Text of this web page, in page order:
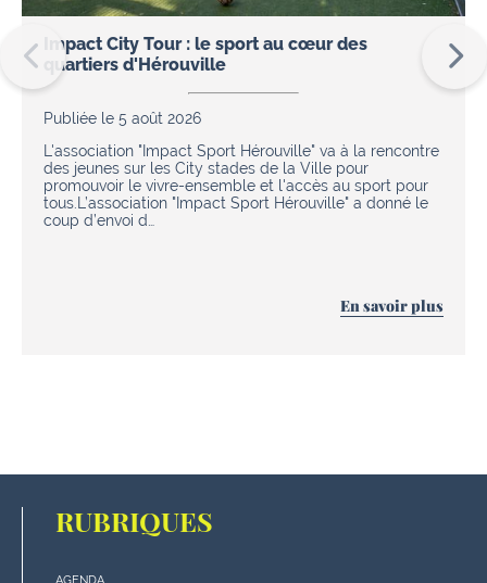
Impact City Tour : le sport au cœur des
quartiers d'Hérouville
Publiée le 5 août 2026
L'association "Impact Sport Hérouville" va à la rencontre
des jeunes sur les City stades de la Ville pour
promouvoir le vivre-ensemble et l'accès au sport pour
tous.L’association "Impact Sport Hérouville" a donné le
coup d’envoi d…
En savoir plus
RUBRIQUES
AGENDA